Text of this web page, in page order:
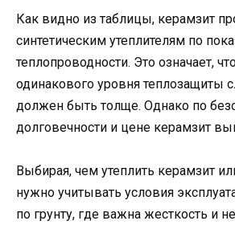
Как видно из таблицы, керамзит
синтетическим утеплителям по
теплопроводности. Это означает,
одинакового уровня теплозащиты
должен быть толще. Однако по
долговечности и цене керамзит
Выбирая, чем утеплить керамзит
нужно учитывать условия
по грунту, где важна жесткость и